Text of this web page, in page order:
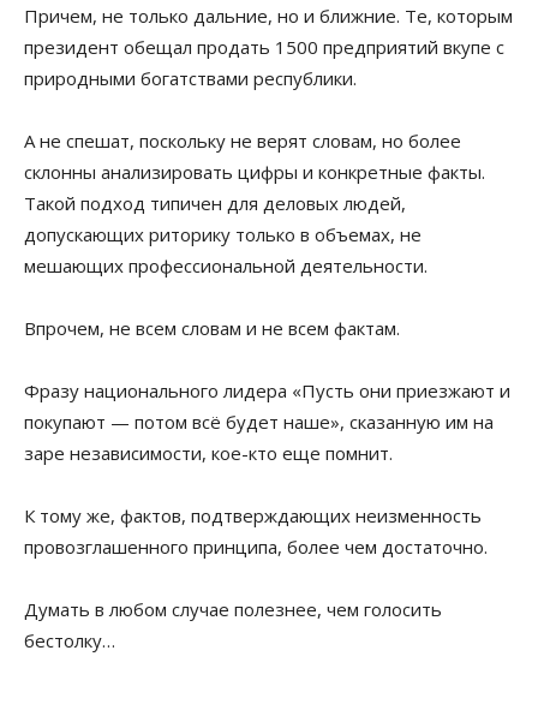
Причем, не только дальние, но и ближние. Те, которым
президент обещал продать 1500 предприятий вкупе с
природными богатствами республики.
А не спешат, поскольку не верят словам, но более
склонны анализировать цифры и конкретные факты.
Такой подход типичен для деловых людей,
допускающих риторику только в объемах, не
мешающих профессиональной деятельности.
Впрочем, не всем словам и не всем фактам.
Фразу национального лидера «Пусть они приезжают и
покупают — потом всё будет наше», сказанную им на
заре независимости, кое-кто еще помнит.
К тому же, фактов, подтверждающих неизменность
провозглашенного принципа, более чем достаточно.
Думать в любом случае полезнее, чем голосить
бестолку…